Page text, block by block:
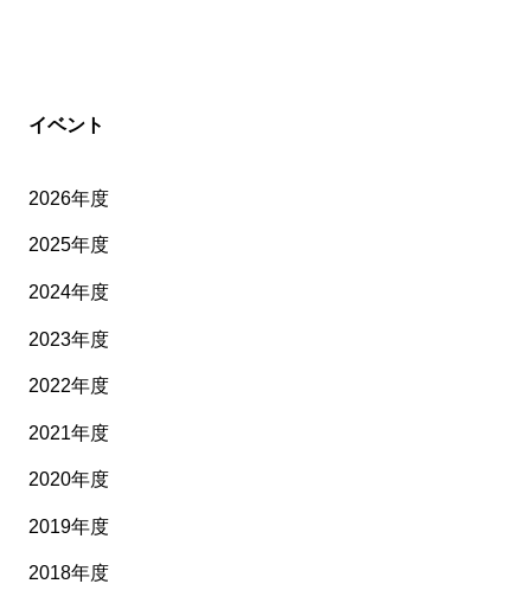
イベント
2026年度
2025年度
2024年度
2023年度
2022年度
2021年度
2020年度
2019年度
2018年度